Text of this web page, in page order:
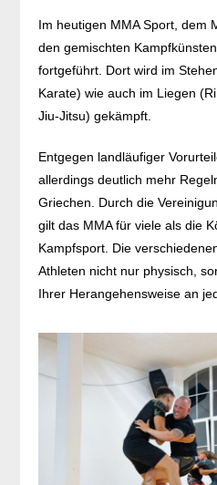
Im heutigen MMA Sport, dem
den gemischten
fortgeführt. Dort wird im
Karate) wie auch im Liegen
Jiu-Jitsu) gekämpft.
Entgegen landläufiger
allerdings deutlich mehr
Griechen. Durch die
gilt das MMA für viele als die
Kampfsport. Die
Athleten nicht nur physisch,
Ihrer Herangehensweise an